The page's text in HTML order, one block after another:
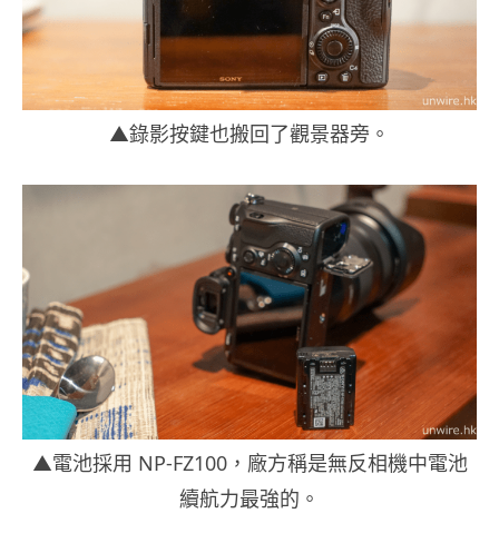
▲錄影按鍵也搬回了觀景器旁。
▲電池採用 NP-FZ100，廠方稱是無反相機中電池
續航力最強的。